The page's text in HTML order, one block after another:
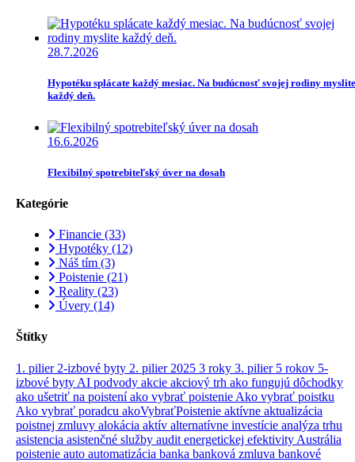
28.7.2026
Hypotéku splácate každý mesiac. Na budúcnosť svojej rodiny myslite
každý deň.
16.6.2026
Flexibilný spotrebiteľský úver na dosah
Kategórie
Financie (33)
Hypotéky (12)
Náš tím (3)
Poistenie (21)
Reality (23)
Úvery (14)
Štítky
1. pilier 2-izbové byty 2. pilier 2025 3 roky 3. pilier 5 rokov 5-
izbové byty AI podvody akcie akciový trh ako fungujú dôchodky
ako ušetriť na poisteníako vybrať poistenie Ako vybrať poistku
Ako vybrať poradcu akoVybraťPoistenie aktívne aktualizácia
poistnej zmluvy alokácia aktív alternatívne investície analýza trhu
asistencia asistenčné služby audit energetickej efektivity Austrália
poistenie auto automatizácia banka banková zmluva bankové